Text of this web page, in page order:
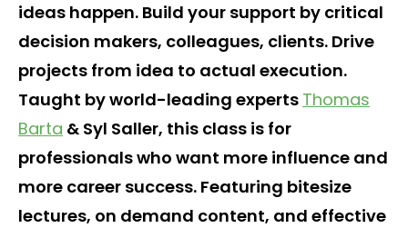
ideas happen. Build your support by critical
decision makers, colleagues, clients. Drive
projects from idea to actual execution.
Taught by world-leading experts Thomas
Barta & Syl Saller, this class is for
professionals who want more influence and
more career success. Featuring bitesize
lectures, on demand content, and effective